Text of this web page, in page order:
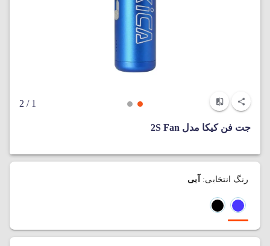
1
/ 2
جت فن کیکا مدل 2S Fan
رنگ انتخابی: آبی